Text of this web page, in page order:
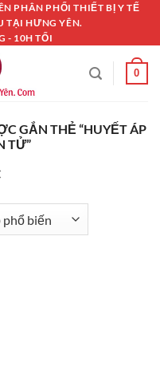
PHÂN PHỐI THIẾT BỊ Y TẾ
TẠI HƯNG YÊN.
- 10H TỐI
0
GẮN THẺ “HUYẾT ÁP
TỬ”